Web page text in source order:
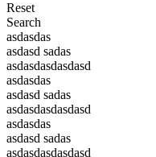
Reset
Search
asdasdas
asdasd sadas
asdasdasdasdasd
asdasdas
asdasd sadas
asdasdasdasdasd
asdasdas
asdasd sadas
asdasdasdasdasd